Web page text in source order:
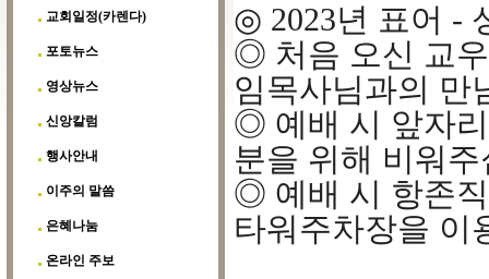
교회일정(카렌다)
포토뉴스
영상뉴스
신앙칼럼
행사안내
이주의 말씀
은혜나눔
온라인 주보
◎ 2023년 표어 -
◎ 처음 오신 교
임목사님과의 만
◎ 예배 시 앞자
분을 위해 비워
◎ 예배 시 항존
타워주차장을 이